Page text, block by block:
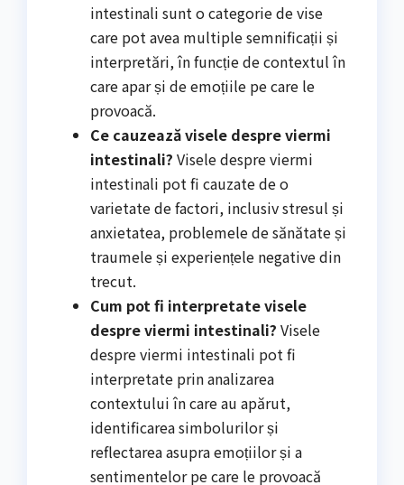
intestinali sunt o categorie de vise
care pot avea multiple semnificații și
interpretări, în funcție de contextul în
care apar și de emoțiile pe care le
provoacă.
Ce cauzează visele despre viermi
intestinali? Visele despre viermi
intestinali pot fi cauzate de o
varietate de factori, inclusiv stresul și
anxietatea, problemele de sănătate și
traumele și experiențele negative din
trecut.
Cum pot fi interpretate visele
despre viermi intestinali? Visele
despre viermi intestinali pot fi
interpretate prin analizarea
contextului în care au apărut,
identificarea simbolurilor și
reflectarea asupra emoțiilor și a
sentimentelor pe care le provoacă